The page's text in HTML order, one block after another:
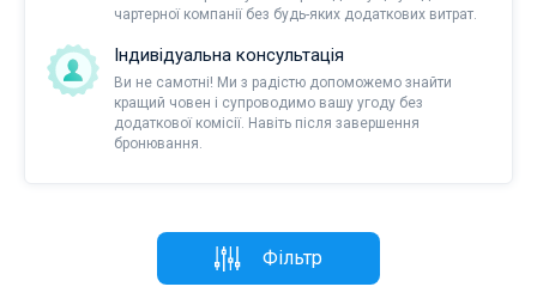
чартерної компанії без будь-яких додаткових витрат.
Індивідуальна консультація
Ви не самотні! Ми з радістю допоможемо знайти
кращий човен і супроводимо вашу угоду без
додаткової комісії. Навіть після завершення
бронювання.
Фільтр